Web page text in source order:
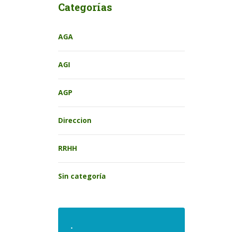
Categorías
AGA
AGI
AGP
Direccion
RRHH
Sin categoría
.